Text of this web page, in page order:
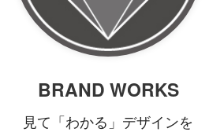
BRAND WORKS
見て「わかる」デザインを